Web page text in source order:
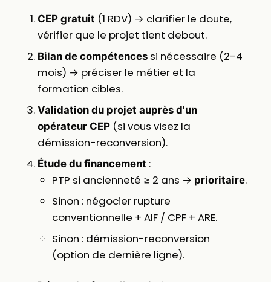
CEP gratuit (1 RDV) → clarifier le doute,
vérifier que le projet tient debout.
Bilan de compétencessi nécessaire (2-4
mois) → préciser le métier et la
formation cibles.
Validation du projet auprès d'un
opérateur CEP(si vous visez la
démission-reconversion).
Étude du financement :
PTP si ancienneté ≥ 2 ans → prioritaire.
Sinon : négocier rupture
conventionnelle + AIF / CPF + ARE.
Sinon : démission-reconversion
(option de dernière ligne).